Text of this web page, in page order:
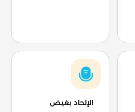
الإلحاد بغيض